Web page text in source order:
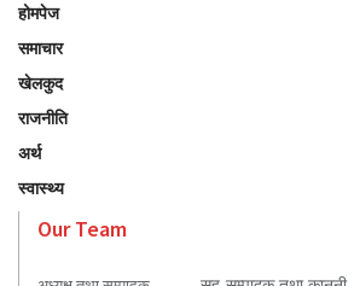
होमपेज
समाचार
खेलकुद
राजनीति
अर्थ
स्वास्थ्य
Our Team